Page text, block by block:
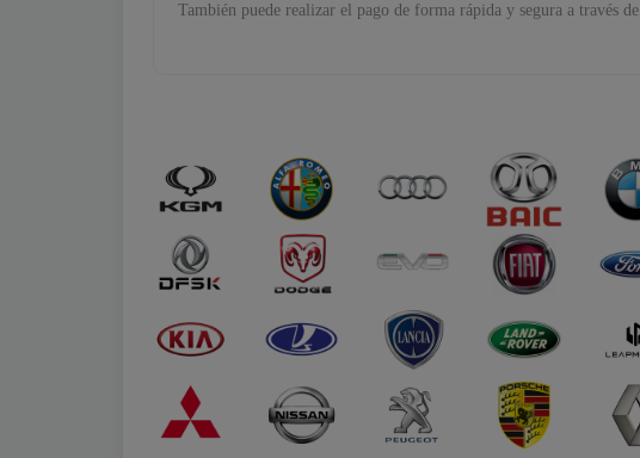
También puede realizar el pago de forma rápida y segura a través de